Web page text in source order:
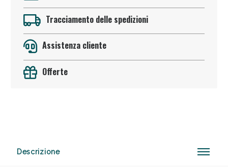
Tracciamento delle spedizioni
Assistenza cliente
Offerte
Descrizione
Anticellulite e Fanghi: Sconto fino al 40% valido